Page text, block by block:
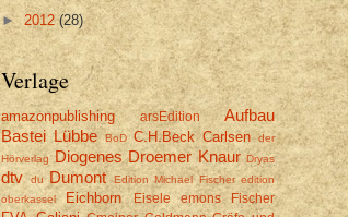
► 2012(28)
Verlage
amazonpublishing arsEdition
Aufbau
Bastei Lübbe
BoD C.H.Beck Carlsen
der
Hörverlag Diogenes Droemer Knaur Dryas
dtv du Dumont Edition Michael Fischer edition
oberkassel
Eichborn Eisele emons Fischer